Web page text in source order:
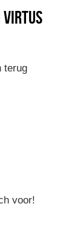
Virtus
terug
voor!